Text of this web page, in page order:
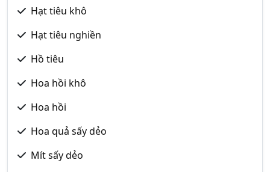
Hạt tiêu khô
Hạt tiêu nghiền
Hồ tiêu
Hoa hồi khô
Hoa hồi
Hoa quả sấy dẻo
Mít sấy dẻo